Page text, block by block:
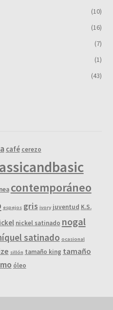
(10)
(16)
(7)
(1)
(43)
café cerezo
contemporáneo
espejos gris ivory juventud K.S.
nickel satinado nogal
satinado ocasional
sillón tamaño king tamaño
óleo